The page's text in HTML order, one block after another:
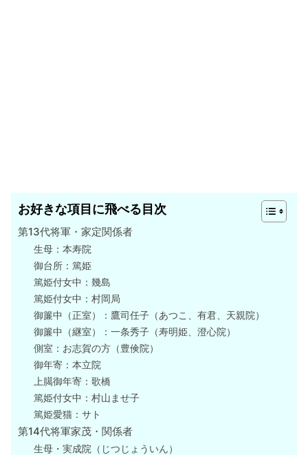
お好きな項目に飛べる目次
第13代将軍・家定関係者
生母：本寿院
御台所：篤姫
篤姫付女中：幾島
篤姫付女中：村岡局
御簾中（正室）：鷹司任子（あつこ、有君、天親院）
御簾中（継室）：一条秀子（寿明姫、澄心院）
側室：お志賀の方（豊倹院）
御年寄：本立院
上臈御年寄：歌橋
篤姫付女中：村山ませ子
篤姫愛猫：サト
第14代将軍家茂・関係者
生母・実成院（じつじょういん）